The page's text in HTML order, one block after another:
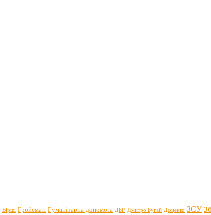
Вірші Гройсман Гуманітарна допомога ДБР Дмитро Бугай Доценко ЗСУ